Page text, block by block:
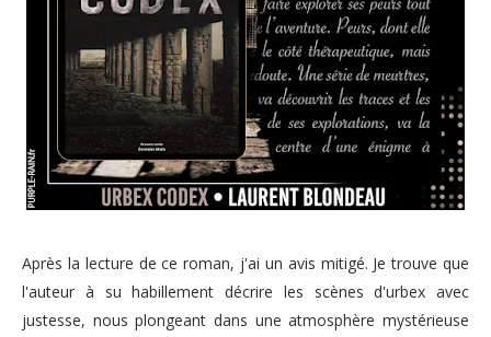
Après la lecture de ce roman, j'ai un avis mitigé. Je trouve que
l'auteur à su habillement décrire les scènes d'urbex avec
justesse, nous plongeant dans une atmosphère mystérieuse